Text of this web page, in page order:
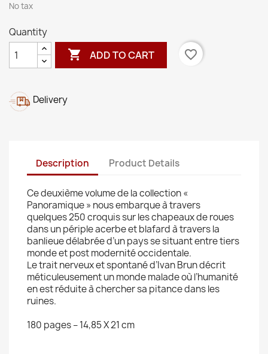
No tax
Quantity
 ADD TO CART favorite_border
Delivery
Description Product Details
Ce deuxième volume de la collection «
Panoramique » nous embarque à travers
quelques 250 croquis sur les chapeaux de roues
dans un périple acerbe et blafard à travers la
banlieue délabrée d’un pays se situant entre tiers
monde et post modernité occidentale.
Le trait nerveux et spontané d’Ivan Brun décrit
méticuleusement un monde malade où l’humanité
en est réduite à chercher sa pitance dans les
ruines.
180 pages – 14,85 X 21 cm